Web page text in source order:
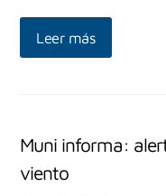
Leer más
Muni informa:
viento